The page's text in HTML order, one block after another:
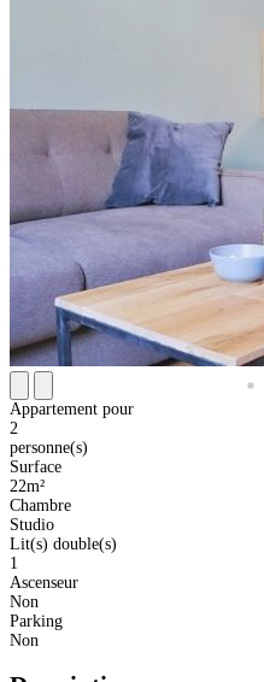
Appartement pour
2
personne(s)
Surface
22m²
Chambre
Studio
Lit(s) double(s)
1
Ascenseur
Non
Parking
Non